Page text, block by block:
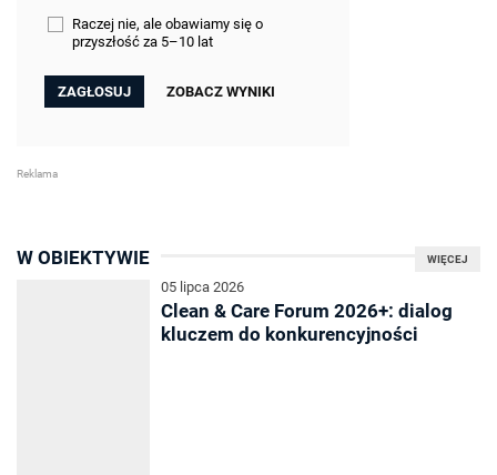
Raczej nie, ale obawiamy się o
przyszłość za 5–10 lat
ZOBACZ WYNIKI
WIĘCEJ
W OBIEKTYWIE
05 lipca 2026
Clean & Care Forum 2026+: dialog
kluczem do konkurencyjności